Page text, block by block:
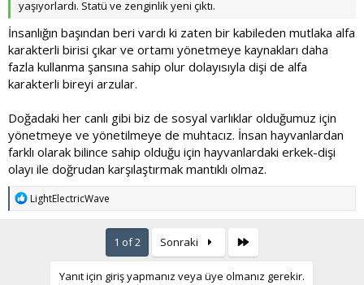
yaşıyorlardı. Statü ve zenginlik yeni çıktı.
İnsanlığın başından beri vardı ki zaten bir kabileden mutlaka alfa
karakterli birisi çıkar ve ortamı yönetmeye kaynakları daha
fazla kullanma şansına sahip olur dolayısıyla dişi de alfa
karakterli bireyi arzular.
Doğadaki her canlı gibi biz de sosyal varlıklar olduğumuz için
yönetmeye ve yönetilmeye de muhtacız. İnsan hayvanlardan
farklı olarak bilince sahip olduğu için hayvanlardaki erkek-dişi
olayı ile doğrudan karşılaştırmak mantıklı olmaz.
T
p
LightElectricWave
1 of 2 Sonraki Son
Yanıt için giriş yapmanız veya üye olmanız gerekir.